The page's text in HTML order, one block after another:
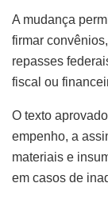
A mudança
firmar
repasses
fiscal ou
O texto
empenho, a
materiais e
em casos de